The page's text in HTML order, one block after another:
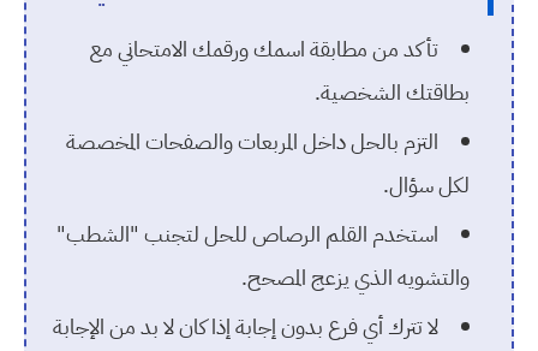
تأكد من مطابقة اسمك ورقمك الامتحاني مع
بطاقتك الشخصية.
التزم بالحل داخل المربعات والصفحات المخصصة
لكل سؤال.
استخدم القلم الرصاص للحل لتجنب "الشطب"
والتشويه الذي يزعج المصحح.
لا تترك أي فرع بدون إجابة إذا كان لا بد من الإجابة